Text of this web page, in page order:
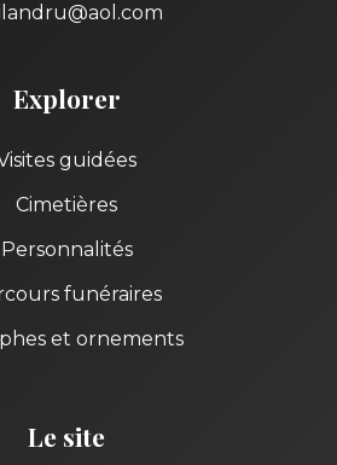
Explorer
guidées
Cimetières
Personnalités
funéraires
et ornements
Le site